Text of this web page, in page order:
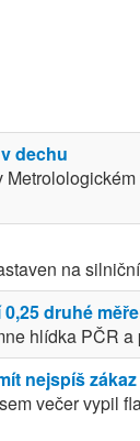
dechu
na
druhé
hlídka PČR
nejspíš
večer vypil